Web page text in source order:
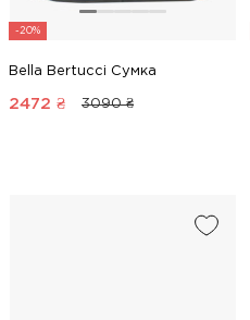
-20%
Bella Bertucci Сумка
2472 ₴ 3090 ₴